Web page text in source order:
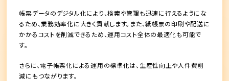
帳票データのデジタル化により、検索や管理も迅速に行えるようにな
るため、業務効率化に大きく貢献します。また、紙帳票の印刷や配送に
かかるコストを削減できるため、運用コスト全体の最適化も可能で
す。
さらに、電子帳票化による運用の標準化は、生産性向上や人件費削
減にもつながります。